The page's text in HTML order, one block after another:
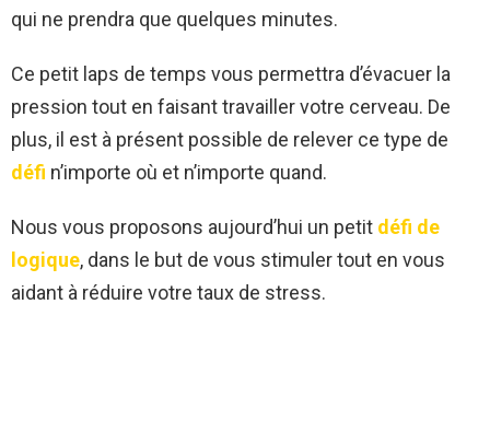
qui ne prendra que quelques minutes.
Ce petit laps de temps vous permettra d’évacuer la
pression tout en faisant travailler votre cerveau. De
plus, il est à présent possible de relever ce type de
défi n’importe où et n’importe quand.
Nous vous proposons aujourd’hui un petit défi de
logique, dans le but de vous stimuler tout en vous
aidant à réduire votre taux de stress.